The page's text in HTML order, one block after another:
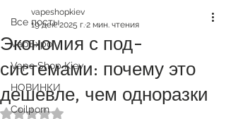
Все посты
VapExpo
Vape Shop Kiev
НОВИНКИ
Coilporn
Экономия с под-
системами: почему это
дешевле, чем одноразки
vapeshopkiev
19 дек. 2025 г. 2 мин. чтения
Оценка: не число из 5 звезд.